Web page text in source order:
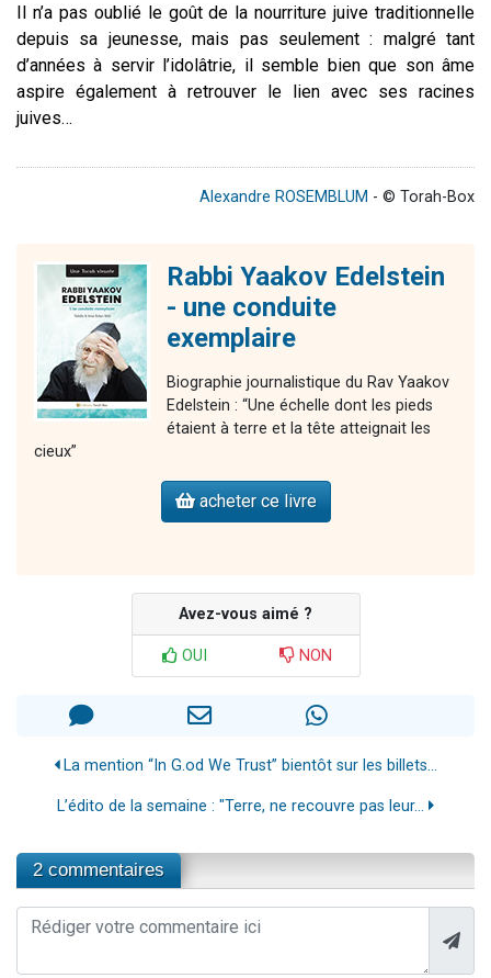
Il n’a pas oublié le goût de la nourriture juive traditionnelle
depuis sa jeunesse, mais pas seulement : malgré tant
d’années à servir l’idolâtrie, il semble bien que son âme
aspire également à retrouver le lien avec ses racines
juives…
Alexandre ROSEMBLUM - © Torah-Box
Rabbi Yaakov Edelstein
- une conduite
exemplaire
Biographie journalistique du Rav Yaakov
Edelstein : “Une échelle dont les pieds
étaient à terre et la tête atteignait les
cieux”
acheter ce livre
Avez-vous aimé ?
OUI NON
La mention “In G.od We Trust” bientôt sur les billets...
L’édito de la semaine : "Terre, ne recouvre pas leur...
2 commentaires